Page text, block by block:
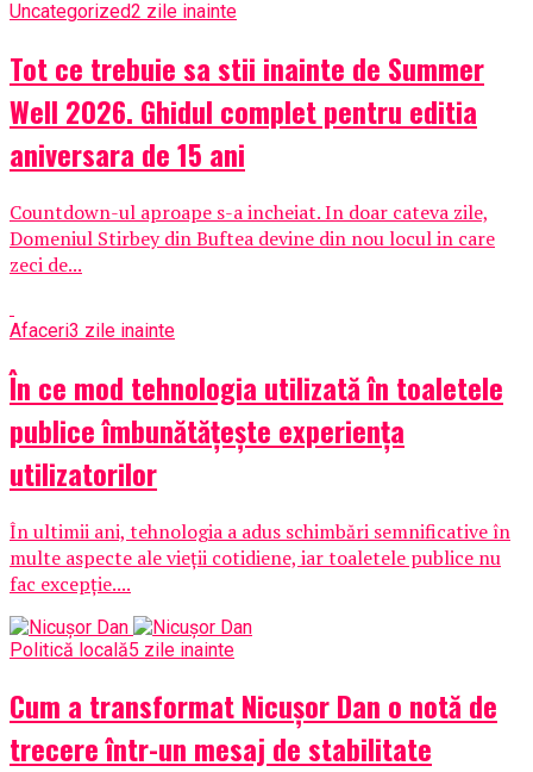
Uncategorized2 zile inainte
Tot ce trebuie sa stii inainte de Summer
Well 2026. Ghidul complet pentru editia
aniversara de 15 ani
Countdown-ul aproape s-a incheiat. In doar cateva zile,
Domeniul Stirbey din Buftea devine din nou locul in care
zeci de...
Afaceri3 zile inainte
În ce mod tehnologia utilizată în toaletele
publice îmbunătățește experiența
utilizatorilor
În ultimii ani, tehnologia a adus schimbări semnificative în
multe aspecte ale vieții cotidiene, iar toaletele publice nu
fac excepție....
Politică locală5 zile inainte
Cum a transformat Nicușor Dan o notă de
trecere într-un mesaj de stabilitate